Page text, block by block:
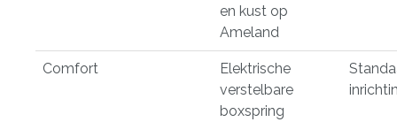
en kust op
Ameland
Comfort
Elektrische
verstelbare
boxspring